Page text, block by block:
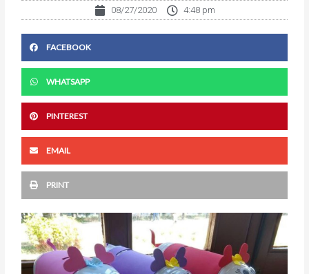
08/27/2020 4:48 pm
FACEBOOK
WHATSAPP
PINTEREST
EMAIL
PRINT